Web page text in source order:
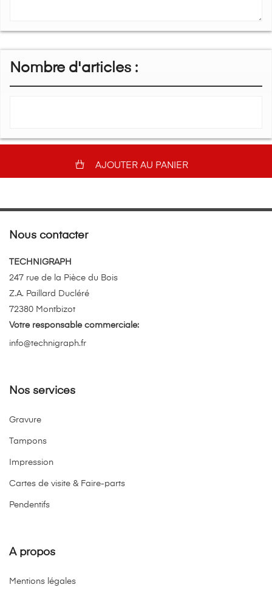
Nombre d'articles :
AJOUTER AU PANIER
Nous contacter
TECHNIGRAPH
247 rue de la Pièce du Bois
Z.A. Paillard Ducléré
72380 Montbizot
Votre responsable commerciale:
info@technigraph.fr
Nos services
Gravure
Tampons
Impression
Cartes de visite & Faire-parts
Pendentifs
A propos
Mentions légales